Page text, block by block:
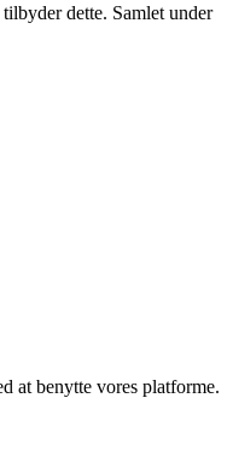
dette. Samlet under
at benytte vores platforme.